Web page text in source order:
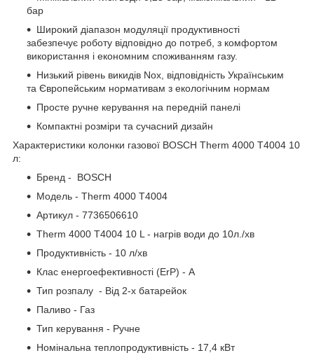
бар
Широкий діапазон модуляції продуктивності
забезпечує роботу відповідно до потреб, з комфортом
використання і економним споживанням газу.
Низький рівень викидів Nox, відповідність Українським
та Європейським нормативам з екологічним нормам
Просте ручне керування на передній панелі
Компактні розміри та сучасний дизайн
Характеристики колонки газової BOSCH Therm 4000 T4004 10
л:
Бренд - BOSCH
Модель - Therm 4000 T4004
Артикул - 7736506610
Therm 4000 T4004 10 L - нагрів води до 10л./хв
Продуктивність - 10 л/хв
Клас енергоефективності (ErP) - А
Тип розпалу - Від 2-х батарейок
Паливо - Газ
Тип керування - Ручне
Номінальна теплопродуктивність - 17,4 кВт